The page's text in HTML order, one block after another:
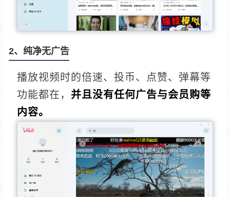
2、纯净无广告
播放视频时的倍速、投币、点赞、弹幕等
功能都在， 并且没有任何广告与会员购等
内容。